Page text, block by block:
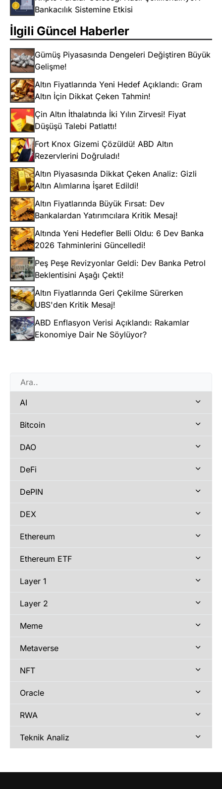
Bankacılık Sistemine Etkisi
İlgili Güncel Haberler
Gümüş Piyasasında Dengeleri Değiştiren Büyük
Gelişme!
Altın Fiyatlarında Yeni Hedef Açıklandı: Gram
Altın İçin Dikkat Çeken Tahmin!
Çin Altın İthalatında İki Yılın Zirvesi! Fiyat
Düşüşü Talebi Patlattı!
Fort Knox Gizemi Çözüldü! ABD Altın
Rezervlerini Doğruladı!
Altın Piyasasında Dikkat Çeken Analiz: Gizli
Altın Alımlarına İşaret Edildi!
Altın Fiyatlarında Büyük Fırsat: Dev
Bankalardan Yatırımcılara Kritik Mesaj!
Altında Yeni Hedefler Belli Oldu: 6 Dev Banka
2026 Tahminlerini Güncelledi!
Peş Peşe Revizyonlar Geldi: Dev Banka Petrol
Beklentisini Aşağı Çekti!
Altın Fiyatlarında Geri Çekilme Sürerken
UBS'den Kritik Mesaj!
ABD Enflasyon Verisi Açıklandı: Rakamlar
Ekonomiye Dair Ne Söylüyor?
AI
Bitcoin
DAO
DeFi
DePIN
DEX
Ethereum
Ethereum ETF
Layer 1
Layer 2
Meme
Metaverse
NFT
Oracle
RWA
Teknik Analiz